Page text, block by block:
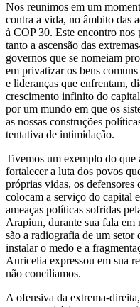
Nos reunimos em um
contra a vida, no âmbito das
à COP 30. Este encontro
tanto a ascensão das
governos que se nomeiam
em privatizar os bens
e lideranças que enfrentam,
crescimento infinito do
por um mundo em que os
as nossas construções
tentativa de intimidação.
Tivemos um exemplo do que
fortalecer a luta dos povos
próprias vidas, os defensores
colocam a serviço do capital
ameaças políticas sofridas
Arapiun, durante sua fala em
são a radiografia de um setor
instalar o medo e a
Auricelia expressou em sua
não conciliamos.
A ofensiva da extrema-